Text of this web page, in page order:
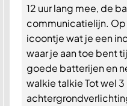
12 uur lang mee, de
communicatielijn. Op
icoontje wat je een
waar je aan toe bent
goede batterijen en
walkie talkie Tot wel